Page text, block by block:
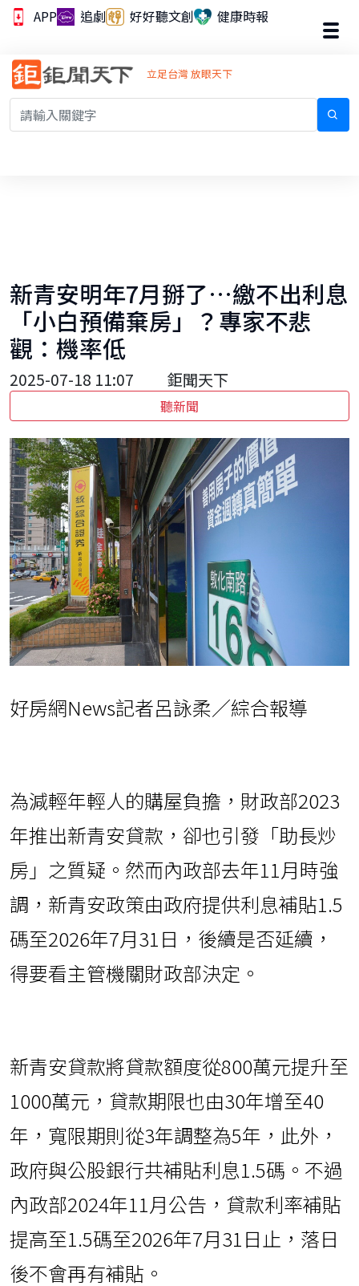
APP 追劇 好好聽文創 健康時報
立足台灣 放眼天下
新青安明年7月掰了…繳不出利息
「小白預備棄房」？專家不悲
觀：機率低
2025-07-18 11:07 鉅聞天下
聽新聞
好房網News記者呂詠柔／綜合報導
為減輕年輕人的購屋負擔，財政部2023
年推出新青安貸款，卻也引發「助長炒
房」之質疑。然而內政部去年11月時強
調，新青安政策由政府提供利息補貼1.5
碼至2026年7月31日，後續是否延續，
得要看主管機關財政部決定。
新青安貸款將貸款額度從800萬元提升至
1000萬元，貸款期限也由30年增至40
年，寬限期則從3年調整為5年，此外，
政府與公股銀行共補貼利息1.5碼。不過
內政部2024年11月公告，貸款利率補貼
提高至1.5碼至2026年7月31日止，落日
後不會再有補貼。